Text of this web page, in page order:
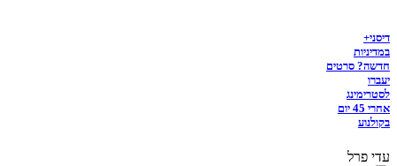
דיסני+
במדיניות
חדשה? סרטים
יעברו
לסטרימינג
אחרי 45 יום
בקולנוע
עדי פרל